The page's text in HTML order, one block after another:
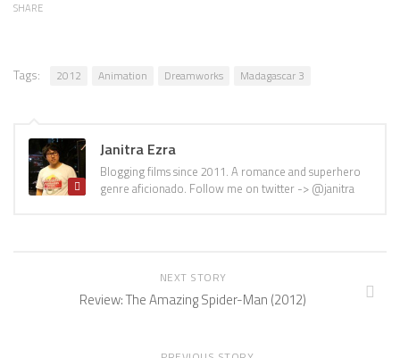
SHARE
Tags: 2012 Animation Dreamworks Madagascar 3
Janitra Ezra
Blogging films since 2011. A romance and superhero
genre aficionado. Follow me on twitter -> @janitra
NEXT STORY
Review: The Amazing Spider-Man (2012)